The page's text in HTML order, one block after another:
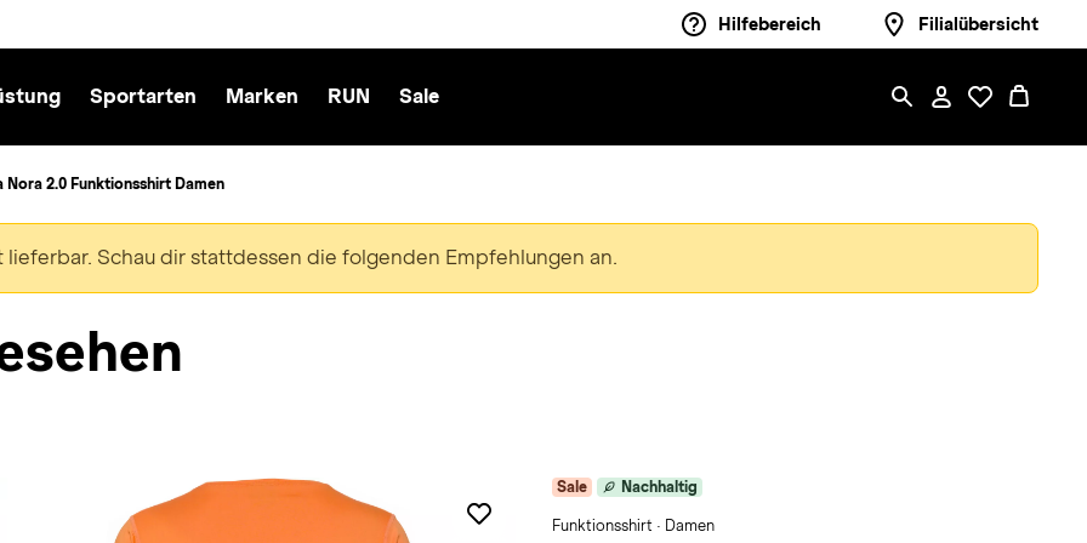
Hilfebereich Filialübersicht
Sportarten Marken RUN Sale
Nora 2.0 Funktionsshirt Damen
Schau dir stattdessen die folgenden Empfehlungen an.
Sale Nachhaltig
Funktionsshirt · Damen